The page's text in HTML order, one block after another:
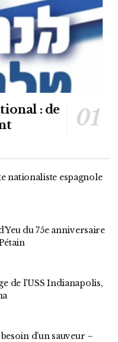
: de
nationaliste espagnole
du 75e anniversaire
de l’USS Indianapolis,
d’un sauveur –